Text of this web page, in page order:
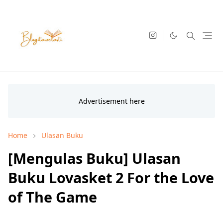
Home Ulasan Buku
[Mengulas Buku] Ulasan
Buku Lovasket 2 For the Love
of The Game